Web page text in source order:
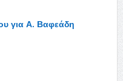
για Α. Βαφεάδη